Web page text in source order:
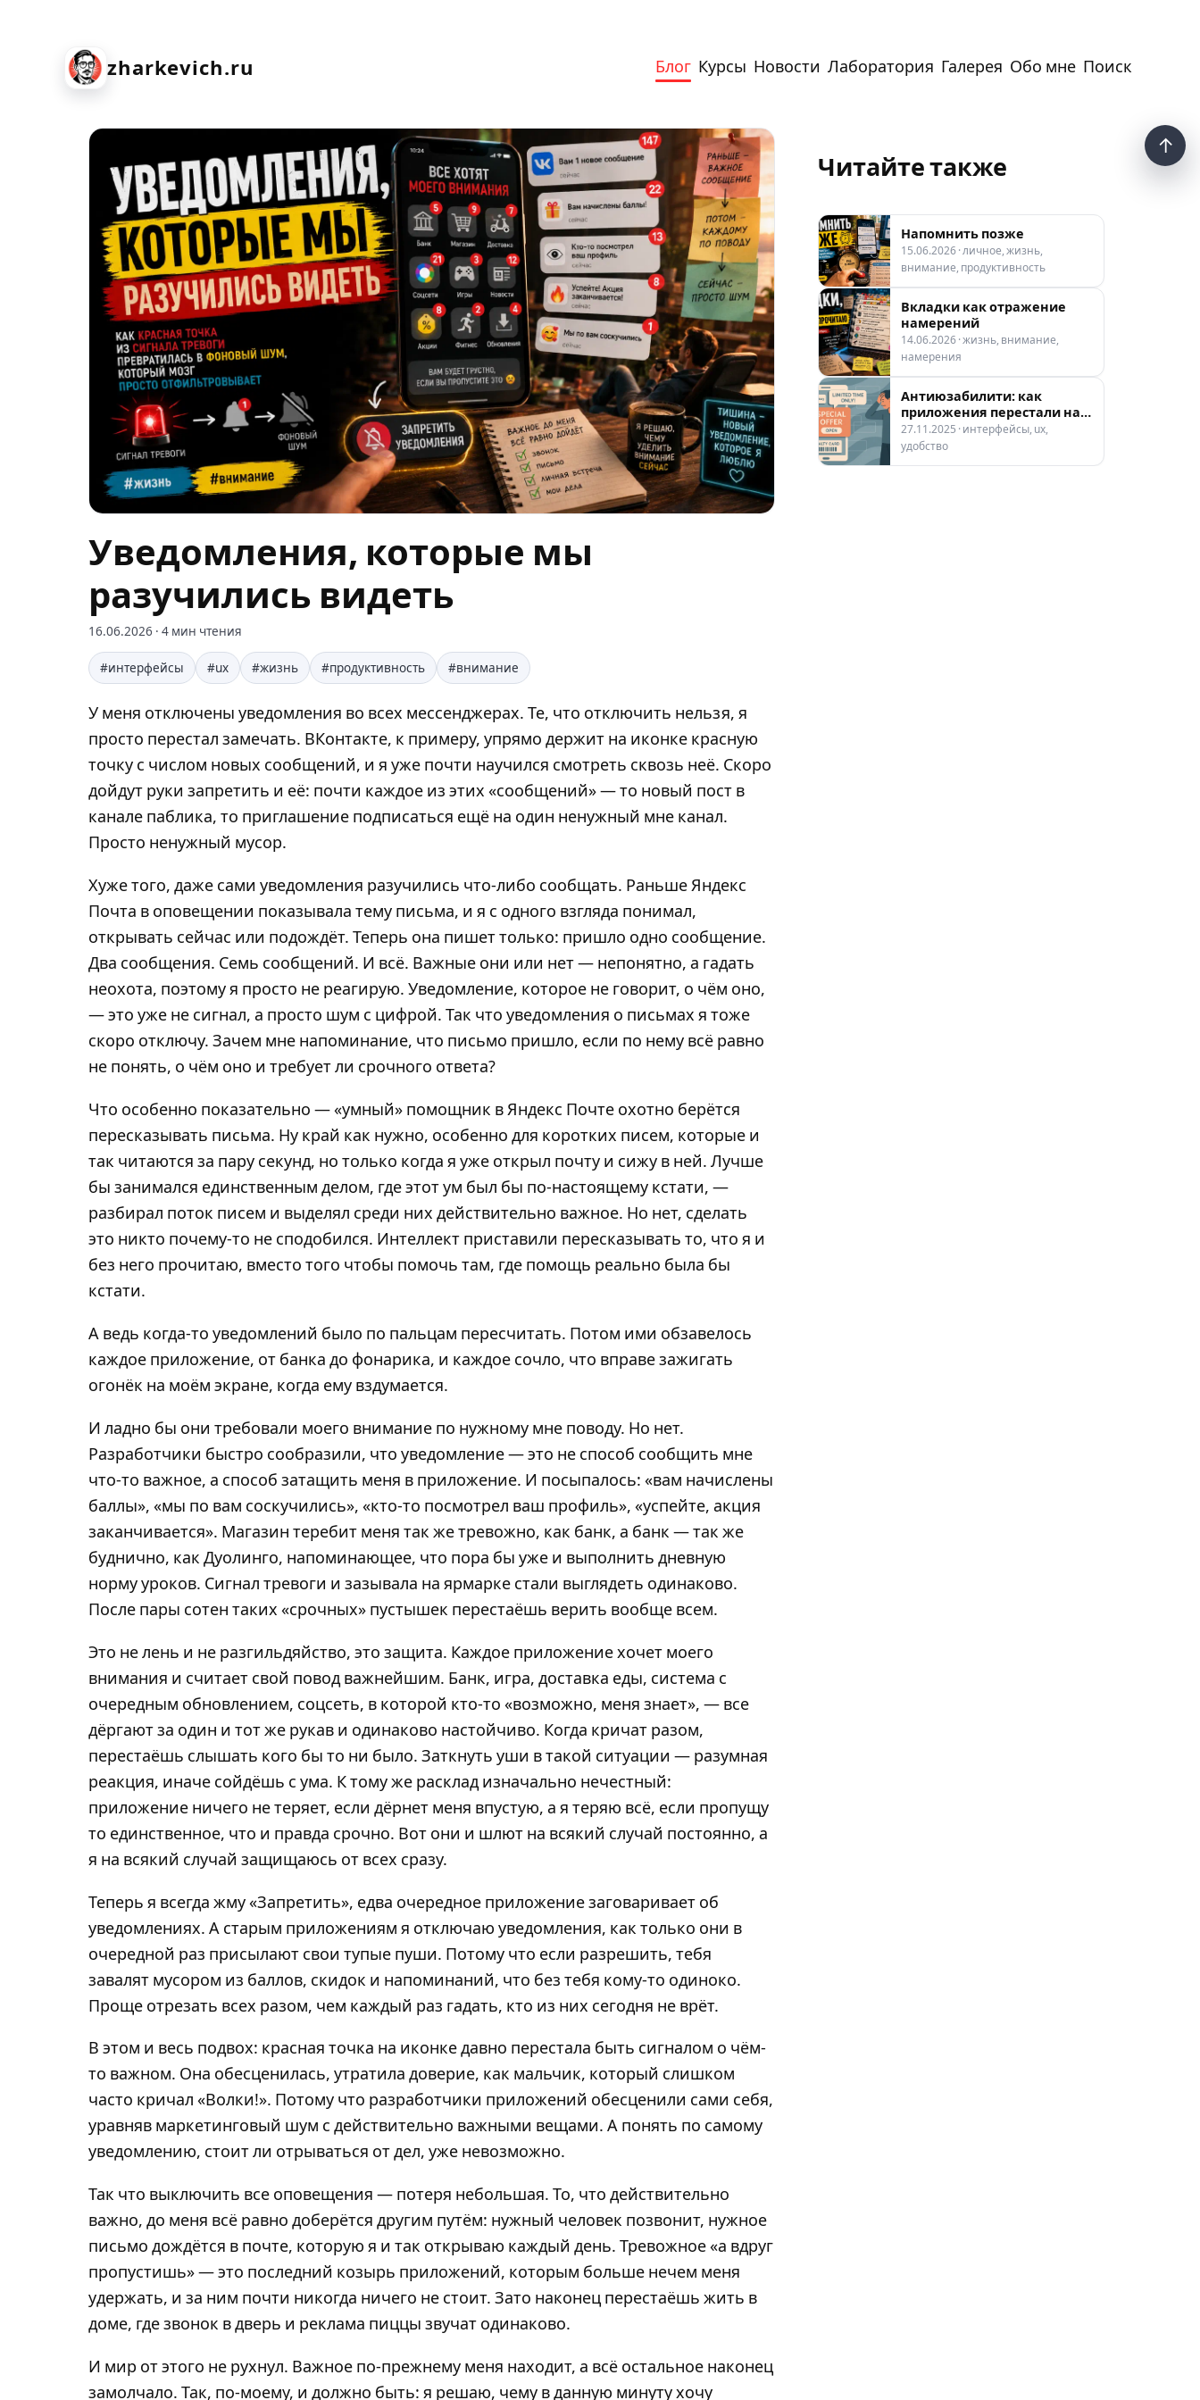
zharkevich.ru Блог Курсы Новости Лаборатория Галерея Обо мне Поиск
Уведомления, которые мы
разучились видеть
16.06.2026 · 4 мин чтения
#интерфейсы #ux #жизнь #продуктивность #внимание
У меня отключены уведомления во всех мессенджерах. Те, что отключить нельзя, я
просто перестал замечать. ВКонтакте, к примеру, упрямо держит на иконке красную
точку с числом новых сообщений, и я уже почти научился смотреть сквозь неё. Скоро
дойдут руки запретить и её: почти каждое из этих «сообщений» — то новый пост в
канале паблика, то приглашение подписаться ещё на один ненужный мне канал.
Просто ненужный мусор.
Хуже того, даже сами уведомления разучились что-либо сообщать. Раньше Яндекс
Почта в оповещении показывала тему письма, и я с одного взгляда понимал,
открывать сейчас или подождёт. Теперь она пишет только: пришло одно сообщение.
Два сообщения. Семь сообщений. И всё. Важные они или нет — непонятно, а гадать
неохота, поэтому я просто не реагирую. Уведомление, которое не говорит, о чём оно,
— это уже не сигнал, а просто шум с цифрой. Так что уведомления о письмах я тоже
скоро отключу. Зачем мне напоминание, что письмо пришло, если по нему всё равно
не понять, о чём оно и требует ли срочного ответа?
Что особенно показательно — «умный» помощник в Яндекс Почте охотно берётся
пересказывать письма. Ну край как нужно, особенно для коротких писем, которые и
так читаются за пару секунд, но только когда я уже открыл почту и сижу в ней. Лучше
бы занимался единственным делом, где этот ум был бы по-настоящему кстати, —
разбирал поток писем и выделял среди них действительно важное. Но нет, сделать
это никто почему-то не сподобился. Интеллект приставили пересказывать то, что я и
без него прочитаю, вместо того чтобы помочь там, где помощь реально была бы
кстати.
А ведь когда-то уведомлений было по пальцам пересчитать. Потом ими обзавелось
каждое приложение, от банка до фонарика, и каждое сочло, что вправе зажигать
огонёк на моём экране, когда ему вздумается.
И ладно бы они требовали моего внимание по нужному мне поводу. Но нет.
Разработчики быстро сообразили, что уведомление — это не способ сообщить мне
что-то важное, а способ затащить меня в приложение. И посыпалось: «вам начислены
баллы», «мы по вам соскучились», «кто-то посмотрел ваш профиль», «успейте, акция
заканчивается». Магазин теребит меня так же тревожно, как банк, а банк — так же
буднично, как Дуолинго, напоминающее, что пора бы уже и выполнить дневную
норму уроков. Сигнал тревоги и зазывала на ярмарке стали выглядеть одинаково.
После пары сотен таких «срочных» пустышек перестаёшь верить вообще всем.
Это не лень и не разгильдяйство, это защита. Каждое приложение хочет моего
внимания и считает свой повод важнейшим. Банк, игра, доставка еды, система с
очередным обновлением, соцсеть, в которой кто-то «возможно, меня знает», — все
дёргают за один и тот же рукав и одинаково настойчиво. Когда кричат разом,
перестаёшь слышать кого бы то ни было. Заткнуть уши в такой ситуации — разумная
реакция, иначе сойдёшь с ума. К тому же расклад изначально нечестный:
приложение ничего не теряет, если дёрнет меня впустую, а я теряю всё, если пропущу
то единственное, что и правда срочно. Вот они и шлют на всякий случай постоянно, а
я на всякий случай защищаюсь от всех сразу.
Теперь я всегда жму «Запретить», едва очередное приложение заговаривает об
уведомлениях. А старым приложениям я отключаю уведомления, как только они в
очередной раз присылают свои тупые пуши. Потому что если разрешить, тебя
завалят мусором из баллов, скидок и напоминаний, что без тебя кому-то одиноко.
Проще отрезать всех разом, чем каждый раз гадать, кто из них сегодня не врёт.
В этом и весь подвох: красная точка на иконке давно перестала быть сигналом о чём-
то важном. Она обесценилась, утратила доверие, как мальчик, который слишком
часто кричал «Волки!». Потому что разработчики приложений обесценили сами себя,
уравняв маркетинговый шум с действительно важными вещами. А понять по самому
уведомлению, стоит ли отрываться от дел, уже невозможно.
Так что выключить все оповещения — потеря небольшая. То, что действительно
важно, до меня всё равно доберётся другим путём: нужный человек позвонит, нужное
письмо дождётся в почте, которую я и так открываю каждый день. Тревожное «а вдруг
пропустишь» — это последний козырь приложений, которым больше нечем меня
удержать, и за ним почти никогда ничего не стоит. Зато наконец перестаёшь жить в
доме, где звонок в дверь и реклама пиццы звучат одинаково.
И мир от этого не рухнул. Важное по-прежнему меня находит, а всё остальное наконец
замолчало. Так, по-моему, и должно быть: я решаю, чему в данную минуту хочу
Читайте также
Напомнить позже
15.06.2026 · личное, жизнь,
внимание, продуктивность
Вкладки как отражение
намерений
14.06.2026 · жизнь, внимание,
намерения
Антиюзабилити: как
приложения перестали нам
помогать
27.11.2025 · интерфейсы, ux,
удобство
↑